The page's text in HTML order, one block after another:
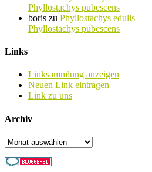
Phyllostachys pubescens
boris zu Phyllostachys edulis –
Phyllostachys pubescens
Links
Linksammlung anzeigen
Neuen Link eintragen
Link zu uns
Archiv
Archiv